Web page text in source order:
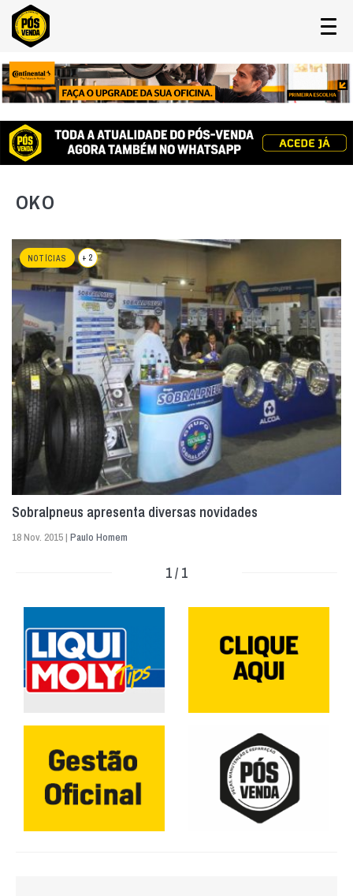
OKO
NOTÍCIAS + 2
Sobralpneus apresenta diversas novidades
18 Nov. 2015 | Paulo Homem
1 / 1